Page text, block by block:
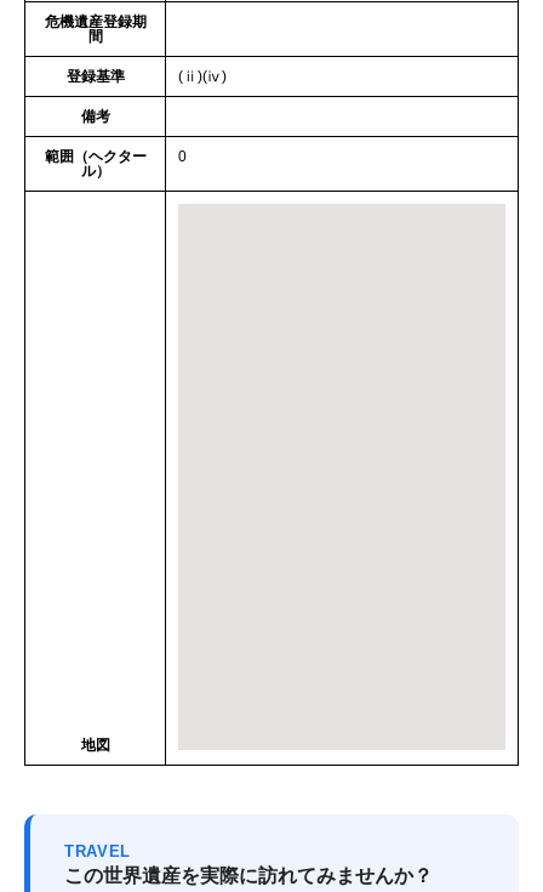
危機遺産登録期
間
登録基準 (ⅱ)(ⅳ)
備考
範囲（ヘクター
ル）
0
地図
TRAVEL
この世界遺産を実際に訪れてみませんか？